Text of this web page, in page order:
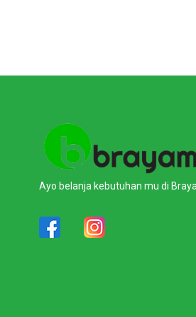
Ayo belanja kebutuhan mu di